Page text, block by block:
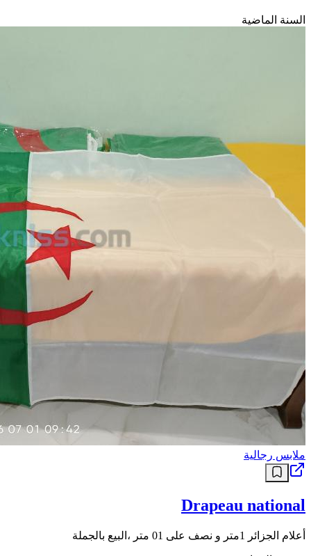
السنة الماضية
ملابس رجالية
Drapeau national
أعلام الجزائر 1متر و نصف على 01 متر ،البيع بالجملة